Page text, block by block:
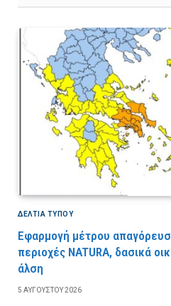
ΔΕΛΤΙΑ ΤΥΠΟΥ
Εφαρμογή μέτρου
περιοχές NATURA, δασικά
άλση
5 ΑΥΓΟΎΣΤΟΥ 2026